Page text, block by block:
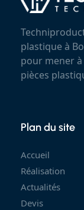
plastique à
pour mener
pièces
Plan du site
Accueil
Réalisation
Actualités
Devis